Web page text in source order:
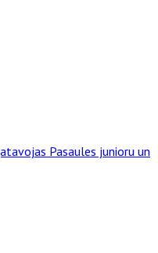
Pasaules junioru un